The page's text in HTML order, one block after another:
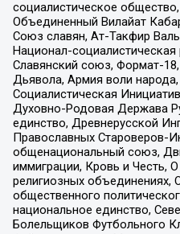
социалистическое
Объединенный Вилайат
Союз славян, Ат-Такфир
Национал-социалистическая
Славянский союз, Формат-
Дьявола, Армия воли
Социалистическая
Духовно-Родовая Держава
единство, Древнерусской
Православных Староверов-
общенациональный союз,
иммиграции, Кровь и Честь,
религиозных объединениях,
общественного
национальное единство,
Болельщиков Футбольного